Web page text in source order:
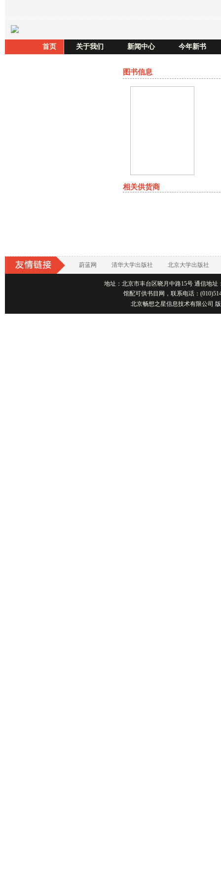
首页 关于我们 新闻中心 今年新书
图书信息
相关供货商
蔚蓝网 清华大学出版社 北京大学出版社
地址：北京市丰台区晓月中路15号 通信地址
馆配可供书目网，联系电话：
北京畅想之星信息技术有限公司